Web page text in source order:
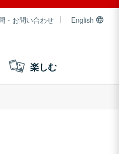
・お問い合わせ English
楽しむ